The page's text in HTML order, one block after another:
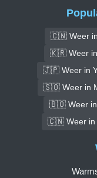
🇨🇳 Weer in
🇰🇷 Weer in
🇯🇵 Weer in
🇸🇴 Weer in
🇧🇴 Weer in
🇨🇳 Weer in